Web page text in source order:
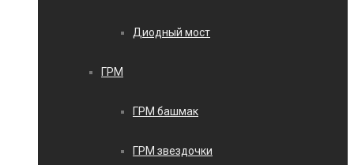
Диодный мост
ГРМ
ГРМ башмак
ГРМ звездочки